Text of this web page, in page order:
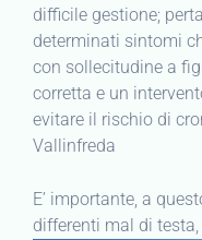
difficile gestione;
determinati sintomi
con sollecitudine a
corretta e un
evitare il rischio di
Vallinfreda
E’ importante, a
differenti mal di